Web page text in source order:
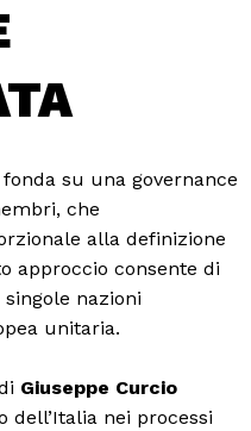
fonda su una governance
che
alla definizione
approccio consente di
nazioni
unitaria.
Giuseppe Curcio
nei processi